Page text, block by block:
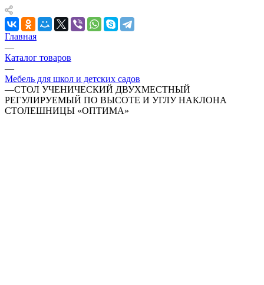
Главная
—
Каталог товаров
—
Мебель для школ и детских садов
—СТОЛ УЧЕНИЧЕСКИЙ ДВУХМЕСТНЫЙ
РЕГУЛИРУЕМЫЙ ПО ВЫСОТЕ И УГЛУ НАКЛОНА
СТОЛЕШНИЦЫ «ОПТИМА»